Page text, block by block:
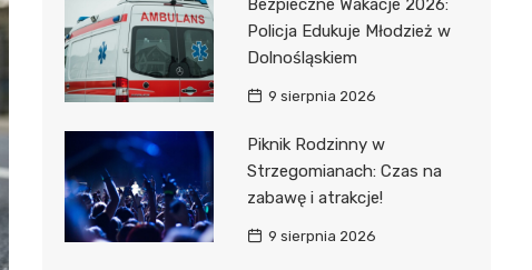
Bezpieczne Wakacje 2026:
Policja Edukuje Młodzież w
Dolnośląskiem
9 sierpnia 2026
Piknik Rodzinny w
Strzegomianach: Czas na
zabawę i atrakcje!
9 sierpnia 2026